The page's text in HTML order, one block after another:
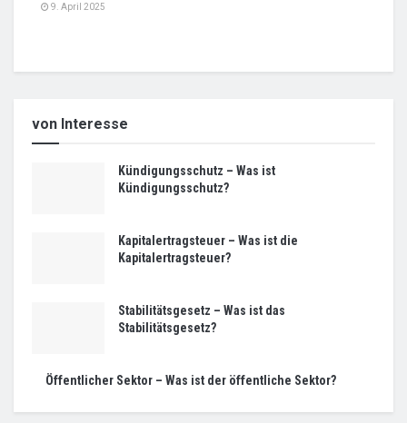
9. April 2025
von Interesse
Kündigungsschutz – Was ist
Kündigungsschutz?
Kapitalertragsteuer – Was ist die
Kapitalertragsteuer?
Stabilitätsgesetz – Was ist das
Stabilitätsgesetz?
Öffentlicher Sektor – Was ist der öffentliche Sektor?